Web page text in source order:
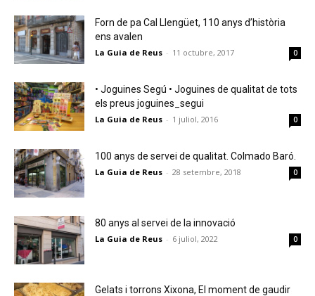
Forn de pa Cal Llengüet, 110 anys d’història
ens avalen
La Guia de Reus - 11 octubre, 2017 0
• Joguines Segú • Joguines de qualitat de tots
els preus joguines_segui
La Guia de Reus - 1 juliol, 2016 0
100 anys de servei de qualitat. Colmado Baró.
La Guia de Reus - 28 setembre, 2018 0
80 anys al servei de la innovació
La Guia de Reus - 6 juliol, 2022 0
Gelats i torrons Xixona, El moment de gaudir